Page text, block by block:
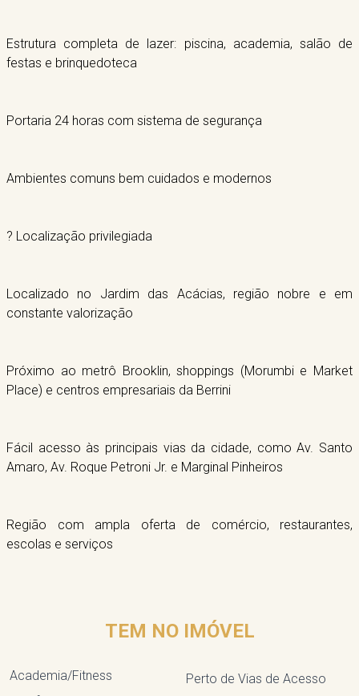
Estrutura completa de lazer: piscina, academia, salão de
festas e brinquedoteca
Portaria 24 horas com sistema de segurança
Ambientes comuns bem cuidados e modernos
? Localização privilegiada
Localizado no Jardim das Acácias, região nobre e em
constante valorização
Próximo ao metrô Brooklin, shoppings (Morumbi e Market
Place) e centros empresariais da Berrini
Fácil acesso às principais vias da cidade, como Av. Santo
Amaro, Av. Roque Petroni Jr. e Marginal Pinheiros
Região com ampla oferta de comércio, restaurantes,
escolas e serviços
TEM NO IMÓVEL
Academia/Fitness
Perto de Vias de Acesso